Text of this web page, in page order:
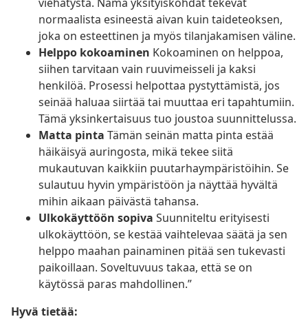
normaalista esineestä aivan kuin taideteoksen,
joka on esteettinen ja myös tilanjakamisen väline.
Helppo kokoaminen Kokoaminen on helppoa,
siihen tarvitaan vain ruuvimeisseli ja kaksi
henkilöä. Prosessi helpottaa pystyttämistä, jos
seinää haluaa siirtää tai muuttaa eri tapahtumiin.
Tämä yksinkertaisuus tuo joustoa suunnittelussa.
Matta pinta Tämän seinän matta pinta estää
häikäisyä auringosta, mikä tekee siitä
mukautuvan kaikkiin puutarhaympäristöihin. Se
sulautuu hyvin ympäristöön ja näyttää hyvältä
mihin aikaan päivästä tahansa.
Ulkokäyttöön sopiva Suunniteltu erityisesti
ulkokäyttöön, se kestää vaihtelevaa säätä ja sen
helppo maahan painaminen pitää sen tukevasti
paikoillaan. Soveltuvuus takaa, että se on
käytössä paras mahdollinen.”
Hyvä tietää: